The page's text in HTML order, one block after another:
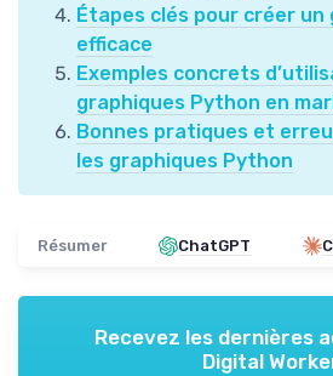
Étapes clés pour créer
efficace
Exemples concrets
graphiques Python en
Bonnes pratiques et
les graphiques Python
Résumer ChatGPT
Recevez les dernières
Digital